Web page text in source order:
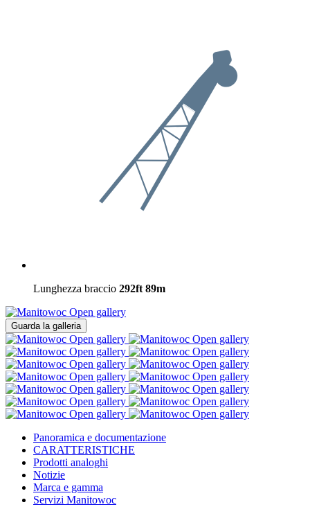
Lunghezza braccio 292ft 89m
Open gallery
Guarda la galleria
Open gallery
Open gallery
Open gallery
Open gallery
Open gallery
Open gallery
Open gallery
Open gallery
Open gallery
Open gallery
Open gallery
Open gallery
Open gallery
Open gallery
Panoramica e documentazione
CARATTERISTICHE
Prodotti analoghi
Notizie
Marca e gamma
Servizi Manitowoc